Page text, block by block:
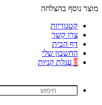
מוצר נוסף בהצלחה
קטגוריות
צרו קשר
דף הבית
החשבון שלי
0 עגלת קניות